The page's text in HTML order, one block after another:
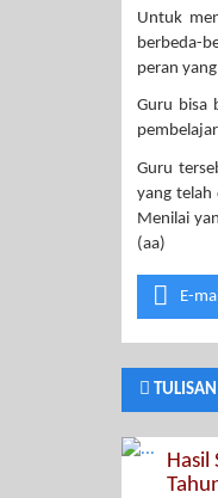
Untuk
berbeda-
peran
Guru bisa
Guru
yang telah
Menilai
(aa)
E-
Hasil